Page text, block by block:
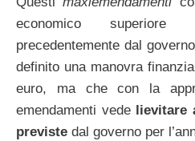
economico
precedentemente dal
definito una manovra
euro, ma che con la
emendamenti vede
lievitare
previste dal governo per